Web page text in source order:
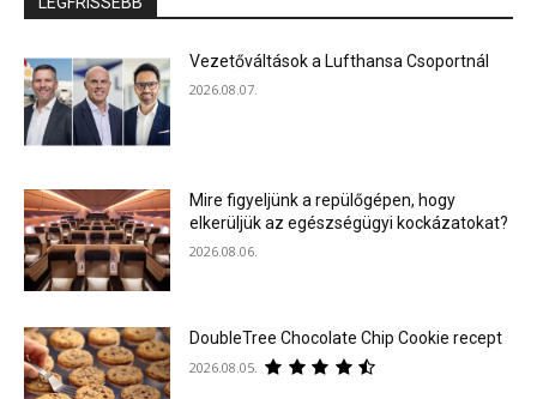
Vezetőváltások a Lufthansa Csoportnál
2026.08.07.
Mire figyeljünk a repülőgépen, hogy
elkerüljük az egészségügyi kockázatokat?
2026.08.06.
DoubleTree Chocolate Chip Cookie recept
2026.08.05.